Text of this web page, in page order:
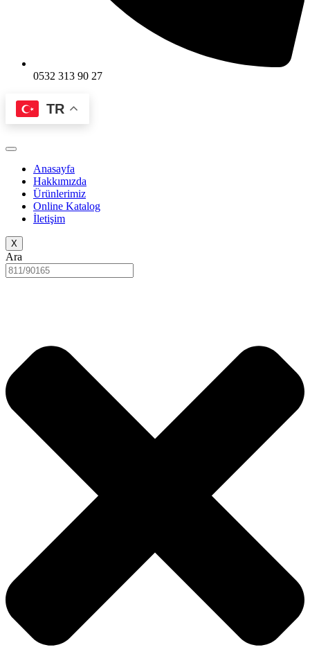
0532 313 90 27
TR
Anasayfa
Hakkımızda
Ürünlerimiz
Online Katalog
İletişim
X
Ara